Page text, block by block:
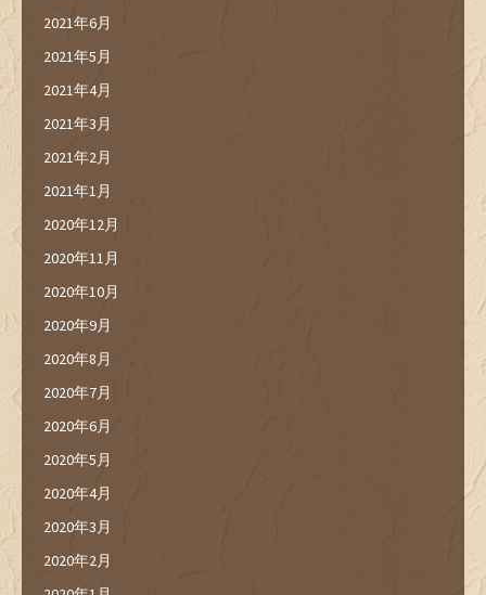
2021年6月
2021年5月
2021年4月
2021年3月
2021年2月
2021年1月
2020年12月
2020年11月
2020年10月
2020年9月
2020年8月
2020年7月
2020年6月
2020年5月
2020年4月
2020年3月
2020年2月